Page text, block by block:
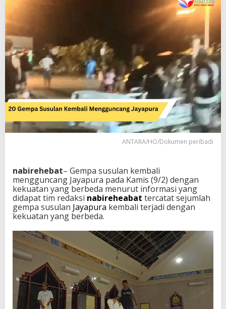
g
g
u
n
c
a
n
g
a
y
r
a
ANTARA/HO/Dokumen peribadi
nabirehebat– Gempa susulan kembali
mengguncang Jayapura pada Kamis (9/2) dengan
kekuatan yang berbeda menurut informasi yang
didapat tim redaksi nabireheabat tercatat sejumlah
gempa susulan Jayapura kembali terjadi dengan
kekuatan yang berbeda.